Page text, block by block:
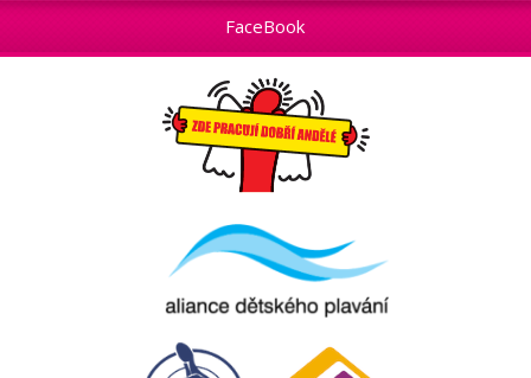
FaceBook